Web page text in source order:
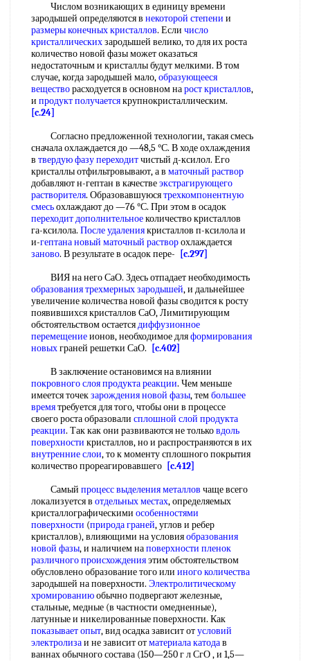
Числом возникающих в единицу времени
зародышей определяются в некоторой степени и
размеры конечных кристаллов. Если число
кристаллическихзародышей велико, то для их роста
количество новой фазы может оказаться
недостаточным и кристаллы будут мелкими. В том
случае, когда зародышей мало,образующееся
веществорасходуется в основном нарост кристаллов,
и продукт получаетсякрупнокристаллическим.
[c.24]
Согласно предложенной технологии, такая смесь
сначала охлаждается до —48,5 °С. В ходе охлаждения
в твердую фазу переходитчистый д-ксилол. Его
кристаллы отфильтровывают, а в маточный раствор
добавляют н-гептан в качествеэкстрагирующего
растворителя. Образовавшуюсятрехкомпонентную
смесьохлаждают до —76 °С. При этом в осадок
переходит дополнительноеколичество кристаллов
га-ксилола. После удалениякристаллов п-ксилола и
и-гептана новый маточный растворохлаждается
заново. В результате в осадок пере-
[c.297]
ВИЯ на него СаО. Здесь отпадает необходимость
образования трехмерных зародышей, и дальнейшее
увеличение количества новой фазы сводится к росту
появившихся кристаллов СаО, Лимитирующим
обстоятельством остаетсядиффузионное
перемещениеионов, необходимое дляформирования
новыхграней решетки СаО.
[c.402]
В заключение остановимся на влиянии
покровного слояпродукта реакции. Чем меньше
имеется точекзарождения новой фазы, тембольшее
времятребуется для того, чтобы они в процессе
своего роста образовали сплошной слой продукта
реакции. Так как они развиваются не тольковдоль
поверхности кристаллов, но и распространяются в их
внутренние слои, то к моменту сплошного покрытия
количество прореагировавшего [c.412]
Самый процесс выделения металлов чаще всего
локализуется в отдельных местах, определяемых
кристаллографическими особенностями
поверхности (природа граней, углов и ребер
кристаллов), влияющими на условияобразования
новой фазы, и наличием наповерхности пленок
различного происхожденияэтим обстоятельством
обусловлено образование того или иного количества
зародышей на поверхности. Электролитическому
хромированиюобычно подвергают железные,
стальные, медные (в частности омедненные),
латунные и никелированные поверхности. Как
показывает опыт, вид осадка зависит отусловий
электролизаи не зависит отматериала катодав
ваннах обычного состава (150—250 г л СгО , и 1,5—